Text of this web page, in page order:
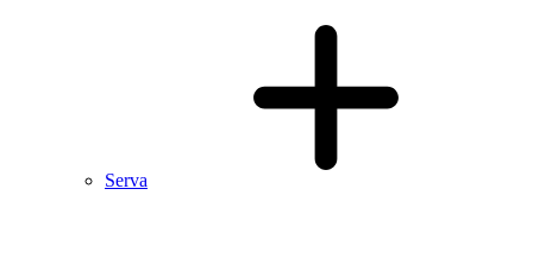
Serva